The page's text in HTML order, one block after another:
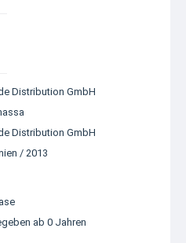
Distribution GmbH
Distribution GmbH
/ 2013
ab 0 Jahren